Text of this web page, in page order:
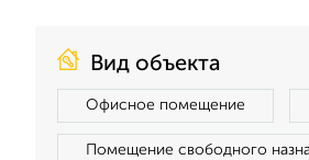
Вид объекта
Офисное помещение
Помещение свободного